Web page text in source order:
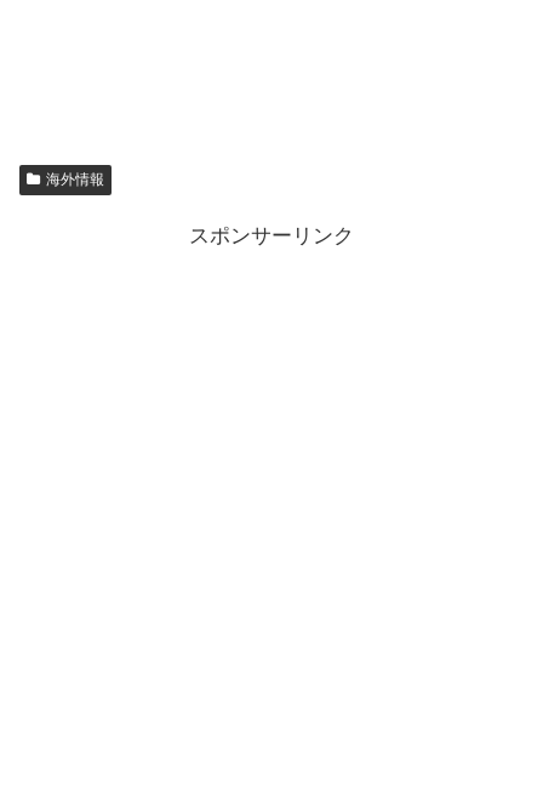
海外情報
スポンサーリンク